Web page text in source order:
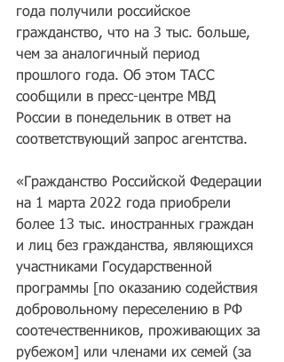
года получили российское
гражданство, что на 3 тыс. больше,
чем за аналогичный период
прошлого года. Об этом ТАСС
сообщили в пресс-центре МВД
России в понедельник в ответ на
соответствующий запрос агентства.
«Гражданство Российской Федерации
на 1 марта 2022 года приобрели
более 13 тыс. иностранных граждан
и лиц без гражданства, являющихся
участниками Государственной
программы [по оказанию содействия
добровольному переселению в РФ
соотечественников, проживающих за
рубежом] или членами их семей (за